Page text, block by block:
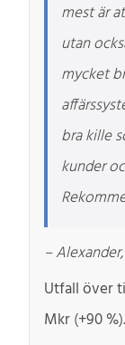
mest är
utan
mycket
bra kille
kunder
–
Utfall över
Mkr(+90 %).